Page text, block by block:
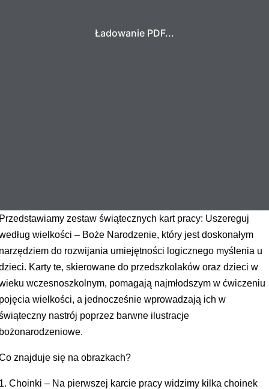
Ładowanie PDF...
zestaw świątecznych kart pracy: Uszereguj
wielkości – Boże Narodzenie, który jest doskonałym
do rozwijania umiejętności logicznego myślenia u
Karty te, skierowane do przedszkolaków oraz dzieci w
wczesnoszkolnym, pomagają najmłodszym w ćwiczeniu
wielkości, a jednocześnie wprowadzają ich w
nastrój poprzez barwne ilustracje
znajduje się na obrazkach?
Choinki – Na pierwszej karcie pracy widzimy kilka choinek